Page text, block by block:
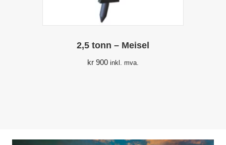
2,5 tonn – Meisel
kr 900 inkl. mva.